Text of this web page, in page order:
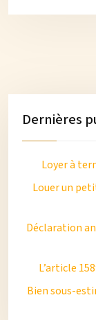
Dernières
Loyer à
Louer un
Déclaration
L’article
Bien sous-